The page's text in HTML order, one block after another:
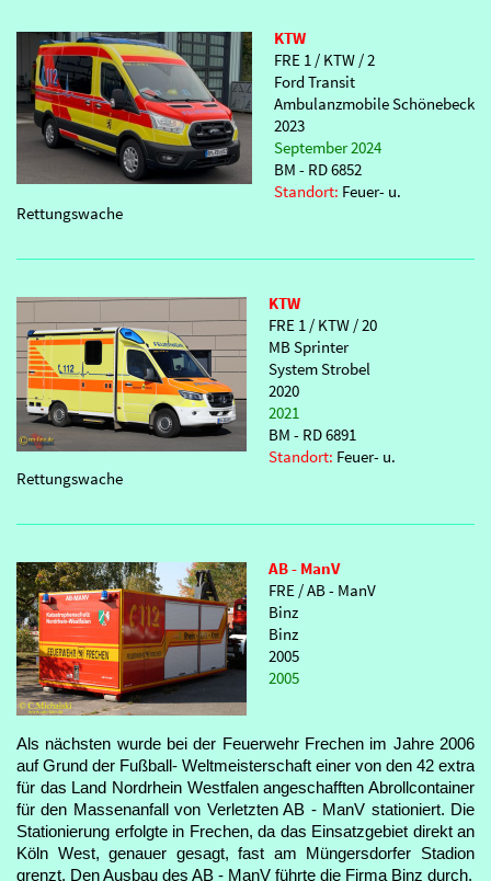
KTW
FRE 1 / KTW / 2
Ford Transit
Ambulanzmobile Schönebeck
2023
September 2024
BM - RD 6852
Standort: Feuer- u.
Rettungswache
KTW
FRE 1 / KTW / 20
MB Sprinter
System Strobel
2020
2021
BM - RD 6891
Standort: Feuer- u.
Rettungswache
AB - ManV
FRE / AB - ManV
Binz
Binz
2005
2005
Als nächsten wurde bei der Feuerwehr Frechen im Jahre 2006
auf Grund der Fußball- Weltmeisterschaft einer von den 42 extra
für das Land Nordrhein Westfalen angeschafften Abrollcontainer
für den Massenanfall von Verletzten AB - ManV stationiert. Die
Stationierung erfolgte in Frechen, da das Einsatzgebiet direkt an
Köln West, genauer gesagt, fast am Müngersdorfer Stadion
grenzt. Den Ausbau des AB - ManV führte die Firma Binz durch.